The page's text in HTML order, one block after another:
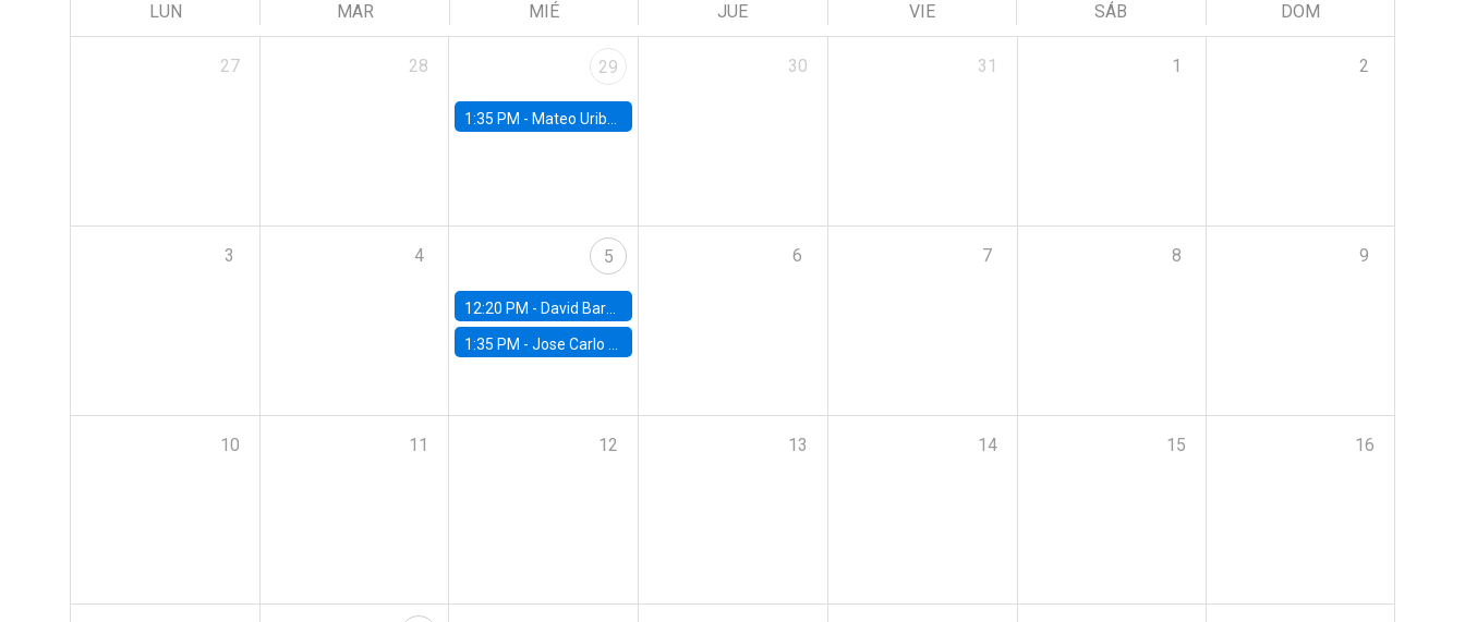
LUN MAR MIÉ JUE VIE SÁB DOM
27 28 29
1:35 PM - Mateo Uribe-Castro, Universidad de los Andes (Colombia)
30 31 1 2
3 4 5
12:20 PM - David Bardey, Universidad de los Andes - CEDE
1:35 PM -Jose Carlo Bermudez, UC (ME) & World Bank
6 7 8 9
10 11 12 13 14 15 16